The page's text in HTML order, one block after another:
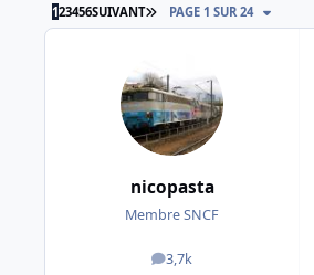
123456SUIVANT DERNIÈRE PAGE
PAGE 1 SUR 24
nicopasta
Membre SNCF
3,7k
messages